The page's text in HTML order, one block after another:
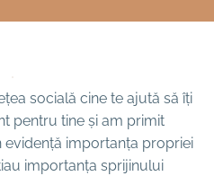
socială cine te ajută să îți
pentru tine și am primit
importanța propriei
importanța sprijinului